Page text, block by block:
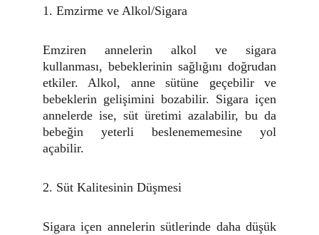
1. Emzirme ve Alkol/Sigara
Emziren annelerin alkol ve sigara
kullanması, bebeklerinin sağlığını doğrudan
etkiler. Alkol, anne sütüne geçebilir ve
bebeklerin gelişimini bozabilir. Sigara içen
annelerde ise, süt üretimi azalabilir, bu da
bebeğin yeterli beslenememesine yol
açabilir.
2. Süt Kalitesinin Düşmesi
Sigara içen annelerin sütlerinde daha düşük